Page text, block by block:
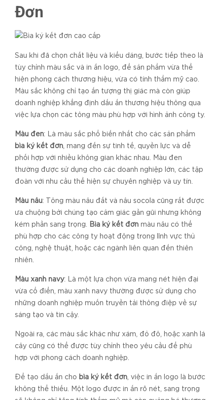
Đơn
Sau khi đã chọn chất liệu và kiểu dáng, bước tiếp theo là
tùy chỉnh màu sắc và in ấn logo, để sản phẩm vừa thể
hiện phong cách thương hiệu, vừa có tính thẩm mỹ cao.
Màu sắc không chỉ tạo ấn tượng thị giác mà còn giúp
doanh nghiệp khẳng định dấu ấn thương hiệu thông qua
việc lựa chọn các tông màu phù hợp với hình ảnh công ty.
Màu đen: Là màu sắc phổ biến nhất cho các sản phẩm
bìa ký kết đơn , mang đến sự tinh tế, quyền lực và dễ
phối hợp với nhiều không gian khác nhau. Màu đen
thường được sử dụng cho các doanh nghiệp lớn, các tập
đoàn với nhu cầu thể hiện sự chuyên nghiệp và uy tín.
Màu nâu: Tông màu nâu đất và nâu socola cũng rất được
ưa chuộng bởi chúng tạo cảm giác gần gũi nhưng không
kém phần sang trọng.
Bìa ký kết đơn màu nâu có thể
phù hợp cho các công ty hoạt động trong lĩnh vực thủ
công, nghệ thuật, hoặc các ngành liên quan đến thiên
nhiên.
Màu xanh navy: Là một lựa chọn vừa mang nét hiện đại
vừa cổ điển, màu xanh navy thường được sử dụng cho
những doanh nghiệp muốn truyền tải thông điệp về sự
sáng tạo và tin cậy.
Ngoài ra, các màu sắc khác như xám, đỏ đô, hoặc xanh lá
cây cũng có thể được tùy chỉnh theo yêu cầu để phù
hợp với phong cách doanh nghiệp.
Để tạo dấu ấn cho bìa ký kết đơn , việc in ấn logo là bước
không thể thiếu. Một logo được in ấn rõ nét, sang trọng